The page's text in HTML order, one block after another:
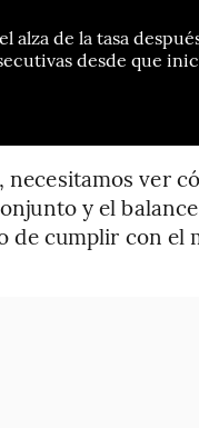
alza de la tasa
desde que
ver
y el balance
de cumplir con